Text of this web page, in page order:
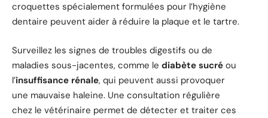
croquettes spécialement formulées pour l’hygiène
dentaire peuvent aider à réduire la plaque et le tartre.
Surveillez les signes de troubles digestifs ou de
maladies sous-jacentes, comme le diabète sucré ou
l’insuffisance rénale, qui peuvent aussi provoquer
une mauvaise haleine. Une consultation régulière
chez le vétérinaire permet de détecter et traiter ces